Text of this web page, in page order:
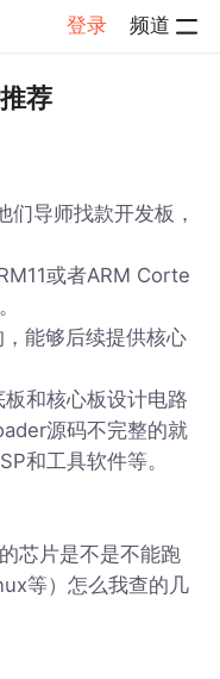
登录 频道
荐
导师找款开发板，
或者ARM Corte
，能够后续提供核心
板和核心板设计电路
源码不完整的就
和工具软件等。
芯片是不是不能跑
等）怎么我查的几